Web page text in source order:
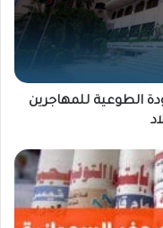
الطوعية للمهاجرين